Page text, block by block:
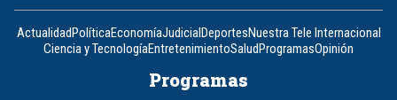
Actualidad PolíticaEconomíaJudicial DeportesNuestra Tele Internacional
Ciencia y TecnologíaEntretenimientoSalud ProgramasOpinión
Programas